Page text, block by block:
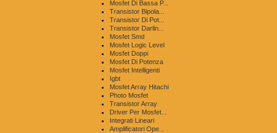
Mosfet Di Bassa P...
Transistor Bipola...
Transistor Di Pot...
Transistor Darlin...
Mosfet Smd
Mosfet Logic Level
Mosfet Doppi
Mosfet Di Potenza
Mosfet Intelligenti
Igbt
Mosfet Array Hitachi
Photo Mosfet
Transistor Array
Driver Per Mosfet...
Integrati Lineari
Amplificatori Ope...